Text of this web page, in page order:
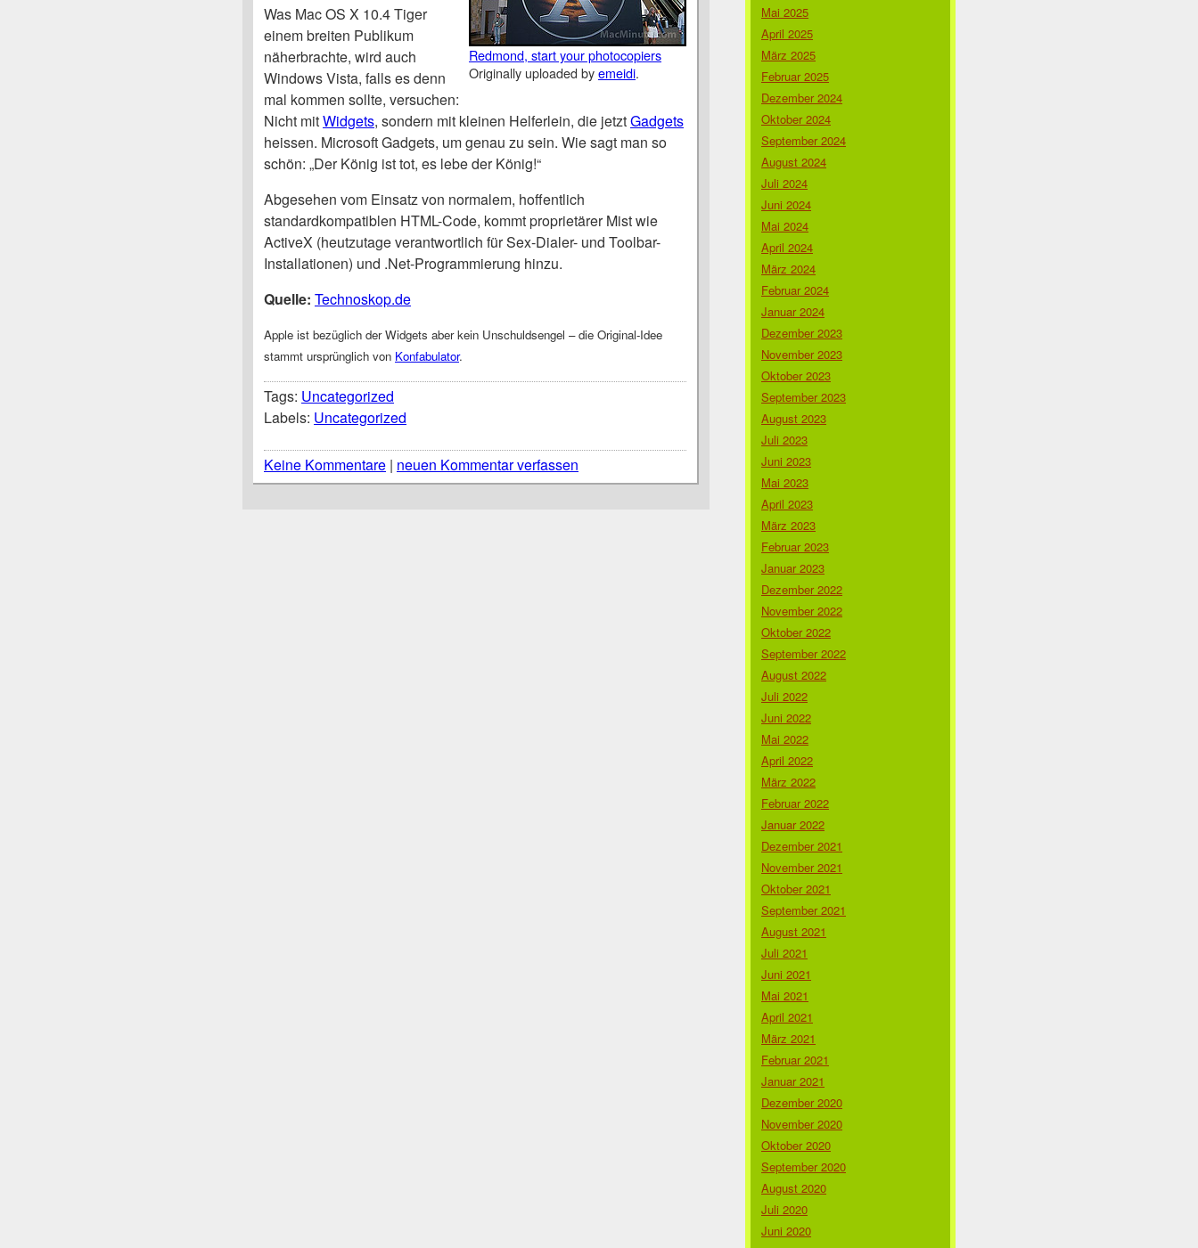
Redmond, start your photocopiers
Originally uploaded byemeidi.
Was Mac OS X 10.4 Tiger
einem breiten Publikum
näherbrachte, wird auch
Windows Vista, falls es denn
mal kommen sollte, versuchen:
Nicht mitWidgets, sondern mit kleinen Helferlein, die jetztGadgets
heissen. Microsoft Gadgets, um genau zu sein. Wie sagt man so
schön: „Der König ist tot, es lebe der König!“
Abgesehen vom Einsatz von normalem, hoffentlich
standardkompatiblen HTML-Code, kommt proprietärer Mist wie
ActiveX (heutzutage verantwortlich für Sex-Dialer- und Toolbar-
Installationen) und .Net-Programmierung hinzu.
Quelle: Technoskop.de
Apple ist bezüglich der Widgets aber kein Unschuldsengel – die Original-Idee
stammt ursprünglich von Konfabulator.
Tags: Uncategorized
Labels: Uncategorized
Keine Kommentare | neuen Kommentar verfassen
Mai 2025
April 2025
März 2025
Februar 2025
Dezember 2024
Oktober 2024
September 2024
August 2024
Juli 2024
Juni 2024
Mai 2024
April 2024
März 2024
Februar 2024
Januar 2024
Dezember 2023
November 2023
Oktober 2023
September 2023
August 2023
Juli 2023
Juni 2023
Mai 2023
April 2023
März 2023
Februar 2023
Januar 2023
Dezember 2022
November 2022
Oktober 2022
September 2022
August 2022
Juli 2022
Juni 2022
Mai 2022
April 2022
März 2022
Februar 2022
Januar 2022
Dezember 2021
November 2021
Oktober 2021
September 2021
August 2021
Juli 2021
Juni 2021
Mai 2021
April 2021
März 2021
Februar 2021
Januar 2021
Dezember 2020
November 2020
Oktober 2020
September 2020
August 2020
Juli 2020
Juni 2020